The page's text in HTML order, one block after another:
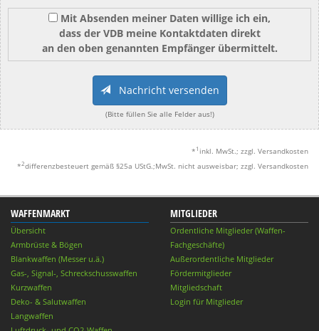
Mit Absenden meiner Daten willige ich ein,
dass der VDB meine Kontaktdaten direkt
an den oben genannten Empfänger übermittelt.
Nachricht versenden
(Bitte füllen Sie alle Felder aus!)
* 1 inkl. MwSt.; zzgl. Versandkosten
*2differenzbesteuert gemäß §25a UStG.;MwSt. nicht ausweisbar; zzgl. Versandkosten
WAFFENMARKT
Übersicht
Armbrüste & Bögen
Blankwaffen (Messer u.ä.)
Gas-, Signal-, Schreckschusswaffen
Kurzwaffen
Deko- & Salutwaffen
Langwaffen
MITGLIEDER
Ordentliche Mitglieder (Waffen-
Fachgeschäfte)
Außerordentliche Mitglieder
Fördermitglieder
Mitgliedschaft
Login für Mitglieder